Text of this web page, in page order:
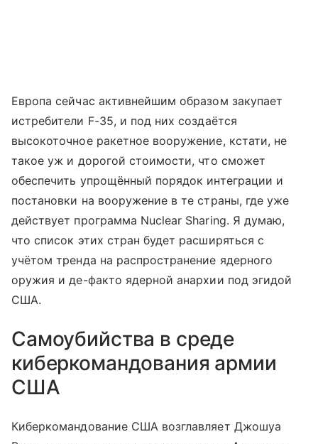
Европа сейчас активнейшим образом закупает
истребители F-35, и под них создаётся
высокоточное ракетное вооружение, кстати, не
такое уж и дорогой стоимости, что сможет
обеспечить упрощённый порядок интеграции и
постановки на вооружение в те страны, где уже
действует программа Nuclear Sharing. Я думаю,
что список этих стран будет расширяться с
учётом тренда на распространение ядерного
оружия и де-факто ядерной анархии под эгидой
США.
Самоубийства в среде
киберкомандования армии
США
Киберкомандование США возглавляет Джошуа